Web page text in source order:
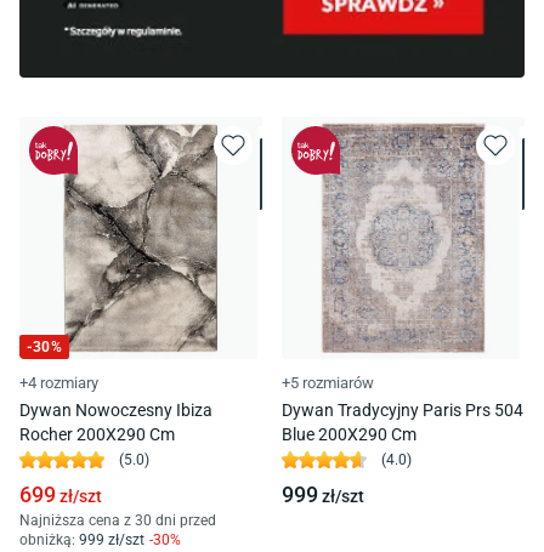
-30%
+4 rozmiary
Dywan Nowoczesny Ibiza
Rocher 200X290 Cm
(5.0)
699zł/szt
Najniższa cena z 30 dni przed
obniżką: 999 zł/szt -30%
+5 rozmiarów
Dywan Tradycyjny Paris Prs 504
Blue 200X290 Cm
(4.0)
999zł/szt